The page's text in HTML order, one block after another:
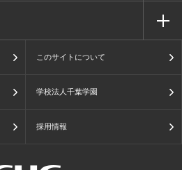
このサイトについて
学校法人千葉学園
採用情報